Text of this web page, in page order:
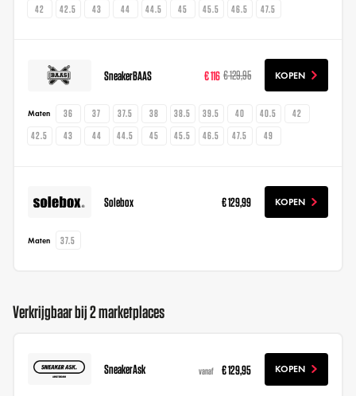
42
42.5 43 44 44.5 45 45.5 46.5 47.5
SneakerBAAS € 116 € 129,95 KOPEN
Maten 36 37 37.5 38 38.5 39.5 40 40.5
42
42.5
43 44 44.5 45 45.5 46.5 47.5 49
Solebox € 129,99 KOPEN
Maten 37.5
Verkrijgbaar bij 2 marketplaces
SneakerAsk vanaf € 129,95 KOPEN